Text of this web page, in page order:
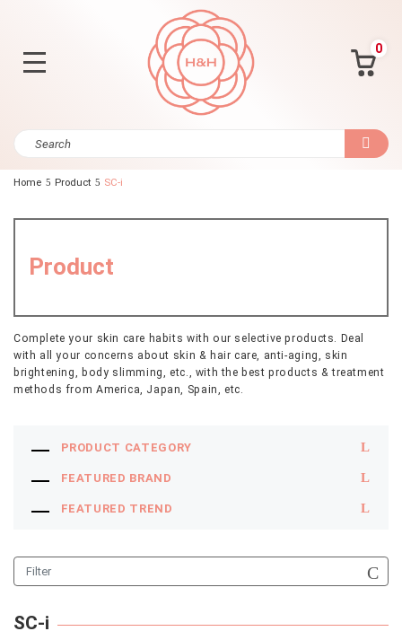
0
Home Product SC-i
Product
Complete your skin care habits with our selective products. Deal
with all your concerns about skin & hair care, anti-aging, skin
brightening, body slimming, etc., with the best products & treatment
methods from America, Japan, Spain, etc.
PRODUCT CATEGORY
FEATURED BRAND
FEATURED TREND
Filter
SC-i